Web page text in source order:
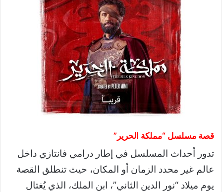
قصة مسلسل “مملكة الحرير”
تدور أحداث المسلسل في إطار درامي فانتازي داخل
عالم غير محدد الزمان أو المكان، حيث تنطلق القصة
يوم ميلاد “نور الدين الثاني”، ابن الملك، الذي يُغتال